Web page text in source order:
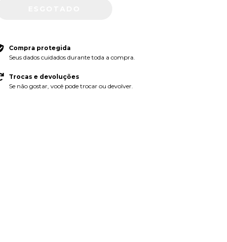
Compra protegida
Seus dados cuidados durante toda a compra.
Trocas e devoluções
Se não gostar, você pode trocar ou devolver.